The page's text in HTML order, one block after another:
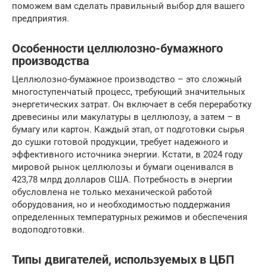
поможем вам сделать правильный выбор для вашего
предприятия.
Особенности целлюлозно-бумажного
производства
Целлюлозно-бумажное производство – это сложный
многоступенчатый процесс, требующий значительных
энергетических затрат. Он включает в себя переработку
древесины или макулатуры в целлюлозу, а затем – в
бумагу или картон. Каждый этап, от подготовки сырья
до сушки готовой продукции, требует надежного и
эффективного источника энергии. Кстати, в 2024 году
мировой рынок целлюлозы и бумаги оценивался в
423,78 млрд долларов США. Потребность в энергии
обусловлена не только механической работой
оборудования, но и необходимостью поддержания
определенных температурных режимов и обеспечения
водоподготовки.
Типы двигателей, используемых в ЦБП